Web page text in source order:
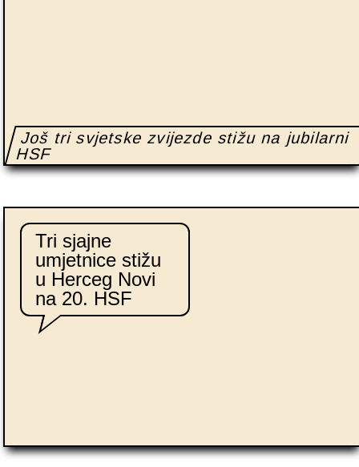
Još tri svjetske zvijezde stižu na jubilarni
HSF
Tri sjajne
umjetnice stižu
u Herceg Novi
na 20. HSF